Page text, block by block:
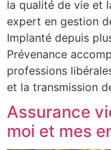
la qualité de vie et
expert en gestion
Implanté depuis
Prévenance
professions
et la transmission
Assurance
moi et mes